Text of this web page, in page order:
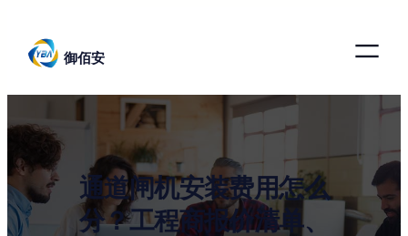
御佰安
通道闸机安装费用怎么
分？工程商报价清单、